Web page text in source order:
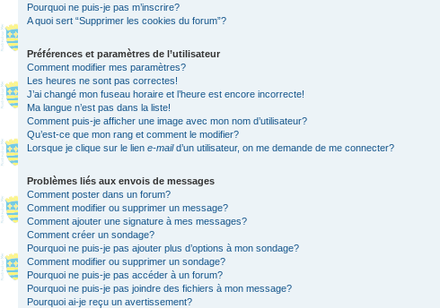
Pourquoi ne puis-je pas m’inscrire?
A quoi sert “Supprimer les cookies du forum”?
Préférences et paramètres de l’utilisateur
Comment modifier mes paramètres?
Les heures ne sont pas correctes!
J’ai changé mon fuseau horaire et l’heure est encore incorrecte!
Ma langue n’est pas dans la liste!
Comment puis-je afficher une image avec mon nom d’utilisateur?
Qu’est-ce que mon rang et comment le modifier?
Lorsque je clique sur le lien e-maild’un utilisateur, on me demande de me connecter?
Problèmes liés aux envois de messages
Comment poster dans un forum?
Comment modifier ou supprimer un message?
Comment ajouter une signature à mes messages?
Comment créer un sondage?
Pourquoi ne puis-je pas ajouter plus d’options à mon sondage?
Comment modifier ou supprimer un sondage?
Pourquoi ne puis-je pas accéder à un forum?
Pourquoi ne puis-je pas joindre des fichiers à mon message?
Pourquoi ai-je reçu un avertissement?